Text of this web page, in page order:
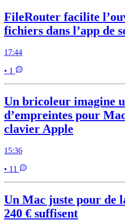
FileRouter facilite
fichiers dans l’app de
17:44
• 1
Un bricoleur imagine
d’empreintes pour
clavier Apple
15:36
• 11
Un Mac juste pour de
240 € suffisent